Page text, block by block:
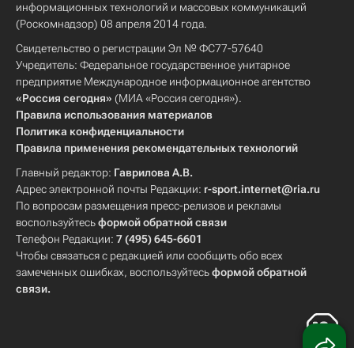
информационных технологий и массовых коммуникаций
(Роскомнадзор) 08 апреля 2014 года.
Свидетельство о регистрации Эл № ФС77-57640
Учредитель: Федеральное государственное унитарное
предприятие Международное информационное агентство
«Россия сегодня» (МИА «Россия сегодня»).
Правила использования материалов
Политика конфиденциальности
Правила применения рекомендательных технологий
Главный редактор: Гаврилова А.В.
Адрес электронной почты Редакции: r-sport.internet@ria.ru
По вопросам размещения пресс-релизов и рекламы
воспользуйтесьформой обратной связи
Телефон Редакции: 7 (495) 645-6601
Чтобы связаться с редакцией или сообщить обо всех
замеченных ошибках, воспользуйтесьформой обратной
связи.